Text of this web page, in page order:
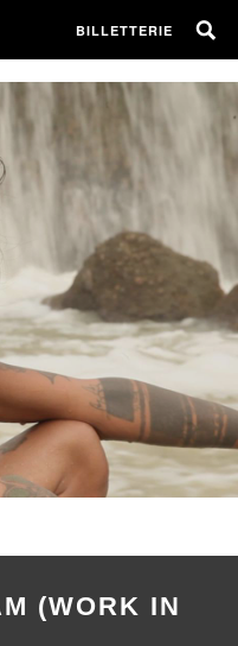
BILLETTERIE
(WORK IN